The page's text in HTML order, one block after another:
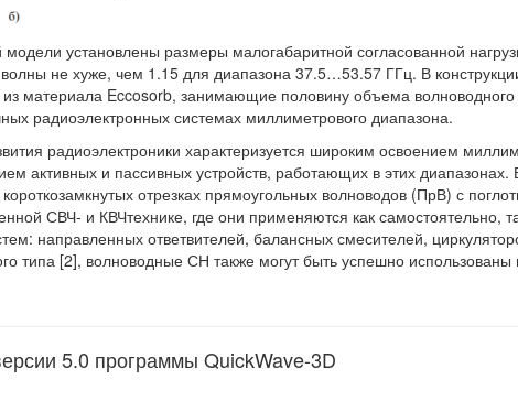
установлены размеры малогабаритной согласованной
не хуже, чем 1.15 для диапазона 37.5…53.57 ГГц. В
материала Eccosorb, занимающие половину объема
радиоэлектронных системах миллиметрового диапазона.
радиоэлектроники характеризуется широким освоением
активных и пассивных устройств, работающих в этих диапазонах.
отрезках прямоугольных волноводов (ПрВ) с
СВЧ- и КВЧтехнике, где они применяются как самостоятельно,
направленных ответвителей, балансных смесителей,
типа [2], волноводные СН также могут быть успешно
5.0 программы QuickWave-3D